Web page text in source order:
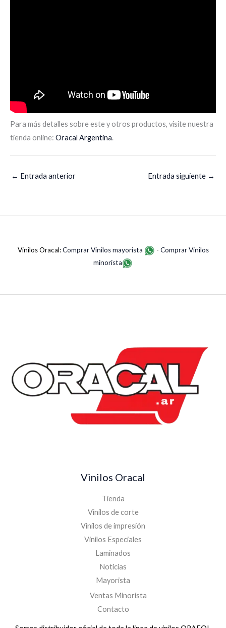
Para más detalles sobre este y otros productos, visite nuestra
tienda online: Oracal Argentina.
← Entrada anterior Entrada siguiente →
Vinilos Oracal:Comprar Vinilos mayorista - Comprar Vinilos
minorista
Vinilos Oracal
Tienda
Vinilos de corte
Vinilos de impresión
Vinilos Especiales
Laminados
Noticias
Mayorista
Ventas Minorista
Contacto